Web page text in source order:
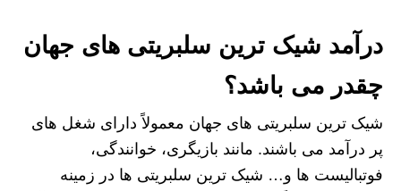
درآمد شیک ترین سلبریتی های جهان
چقدر می باشد؟
شیک ترین سلبریتی های جهان معمولاً دارای شغل های
پر درآمد می باشند. مانند بازیگری، خوانندگی،
فوتبالیست ها و… شیک ترین سلبریتی ها در زمینه